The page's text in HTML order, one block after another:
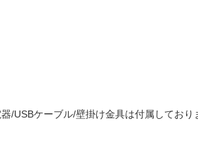
/USBケーブル/壁掛け金具は付属しており